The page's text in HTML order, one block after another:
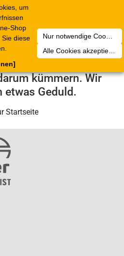
um
Shop
diese
Nur notwendige Cookies akzeptieren
Alle Cookies akzeptieren
technischer Fehler
Service-Team wird
kümmern. Wir
etwas Geduld.
Startseite